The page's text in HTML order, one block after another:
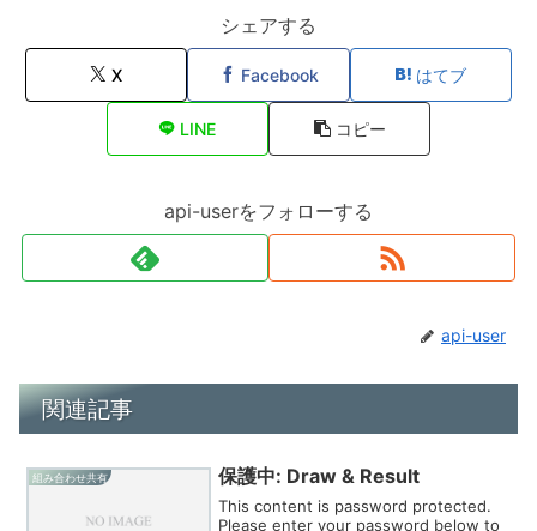
シェアする
X Facebook はてブ
LINE コピー
api-userをフォローする
api-user
関連記事
組み合わせ共有 保護中: Draw & Result
This content is password protected.
Please enter your password below to